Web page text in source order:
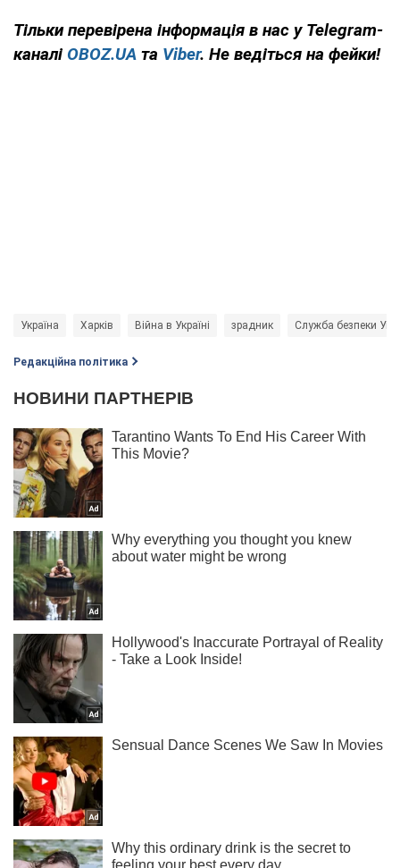
Тільки перевірена інформація в нас у Telegram-
каналі OBOZ.UA та Viber. Не ведіться на фейки!
Україна Харків Війна в Україні зрадник Служба безпеки
Редакційна політика